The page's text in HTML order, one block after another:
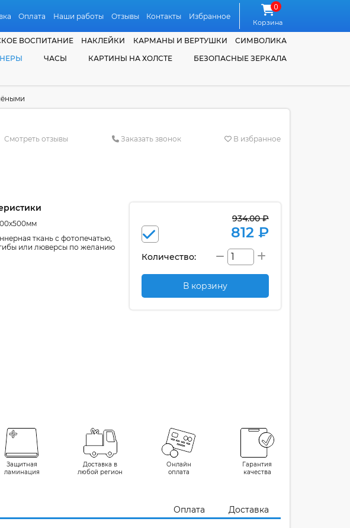
Оплата Наши работы Отзывы Контакты Избранное
0
Корзина
ВОСПИТАНИЕ НАКЛЕЙКИ КАРМАНЫ И ВЕРТУШКИ
СИМВОЛИКА
ЧАСЫ КАРТИНЫ НА ХОЛСТЕ
БЕЗОПАСНЫЕ ЗЕРКАЛА
Смотреть отзывы Заказать звонок В избранное
ткань с фотопечатью,
или люверсы по желанию
934.00 ₽
812 ₽
Количество:
В корзину
Защитная
ламинация
Доставка в
любой регион
Онлайн
оплата
Гарантия
качества
Оплата Доставка